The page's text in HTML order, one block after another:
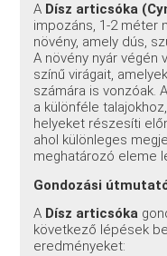
A Dísz articsóka
impozáns, 1-2 méter
növény, amely dús,
A növény nyár végén
színű virágait,
számára is vonzóak. A
a különféle
helyeket részesíti
ahol különleges
meghatározó eleme
Gondozási
A Dísz articsóka
következő lépések
eredményeket: